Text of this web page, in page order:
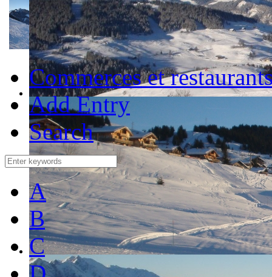
Commerces et
Add Entry
Search
A
B
C